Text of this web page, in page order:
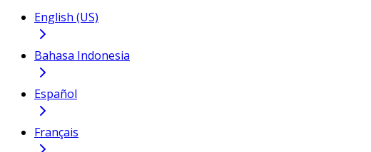
English (US)
Bahasa Indonesia
Español
Français